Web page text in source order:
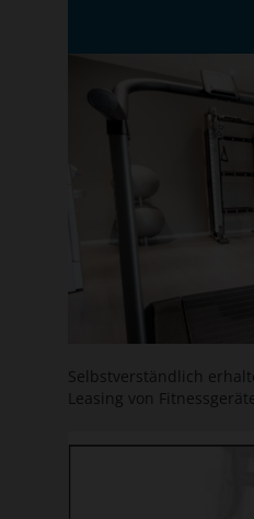
Selbstverständlich
Leasing von